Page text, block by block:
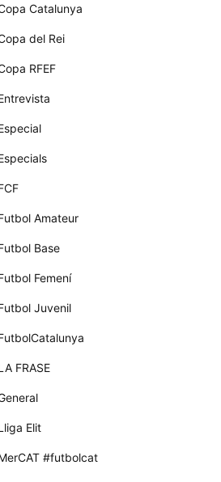
Catalunya
del Rei
RFEF
Amateur
Base
Femení
Juvenil
FRASE
Elit
#futbolcat